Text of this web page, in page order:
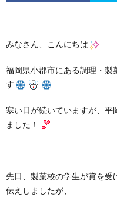
みなさん、こんにちは
福岡県小郡市にある調理・製
す
寒い日が続いていますが、平
ました！
先日、製菓校の学生が賞を受
伝えしましたが、